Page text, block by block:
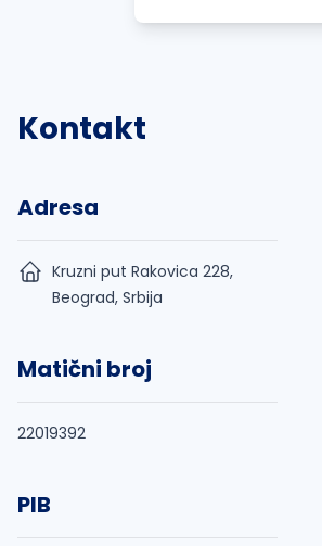
Kontakt
Adresa
Kruzni put Rakovica 228,
Beograd, Srbija
Matični broj
22019392
PIB